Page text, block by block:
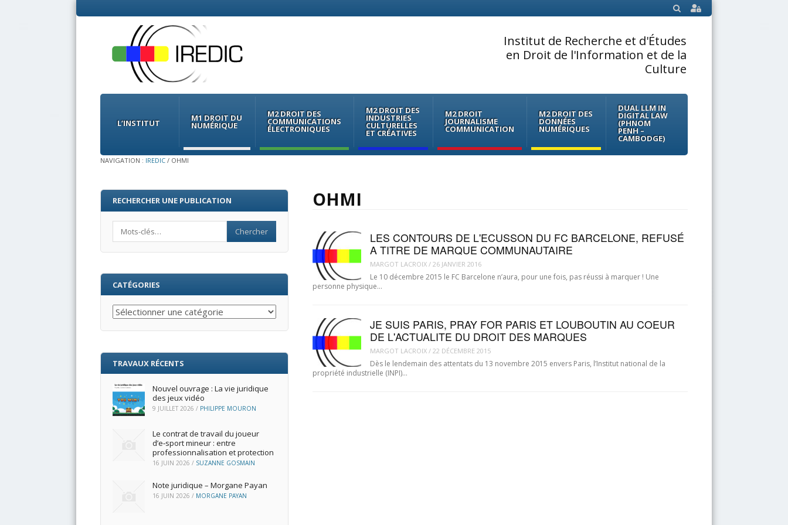
SEARCH
Institut de Recherche et d'Études
en Droit de l'Information et de la
Culture
Menu
Skip
contentL’INSTITUT M1 DROIT DU
NUMÉRIQUE
M2 DROIT DES
COMMUNICATIONS
ÉLECTRONIQUES
M2 DROIT DES
INDUSTRIES
CULTURELLES
ET CRÉATIVES
M2 DROIT
JOURNALISME
COMMUNICATION
M2 DROIT DES
DONNÉES
NUMÉRIQUES
DUAL LLM IN
DIGITAL LAW
(PHNOM
PENH –
CAMBODGE)
NAVIGATION : IREDIC / OHMI
OHMI
LES CONTOURS DE L'ECUSSON DU FC BARCELONE, REFUSÉ
A TITRE DE MARQUE COMMUNAUTAIRE
MARGOT LACROIX/ 26 JANVIER 2016
Le 10 décembre 2015 le FC Barcelone n’aura, pour une fois, pas réussi à marquer ! Une
personne physique…
JE SUIS PARIS, PRAY FOR PARIS ET LOUBOUTIN AU COEUR
DE L'ACTUALITE DU DROIT DES MARQUES
MARGOT LACROIX/ 22 DÉCEMBRE 2015
Dès le lendemain des attentats du 13 novembre 2015 envers Paris, l’Institut national de la
propriété industrielle (INPI)…
RECHERCHER UNE PUBLICATION
CATÉGORIES
Catégories
TRAVAUX RÉCENTS
Nouvel ouvrage : La vie juridique
des jeux vidéo
9 JUILLET 2026 / PHILIPPE MOURON
Le contrat de travail du joueur
d’e‑sport mineur : entre
professionnalisation et protection
16 JUIN 2026 / SUZANNE GOSMAIN
Note juridique – Morgane Payan
16 JUIN 2026 / MORGANE PAYAN